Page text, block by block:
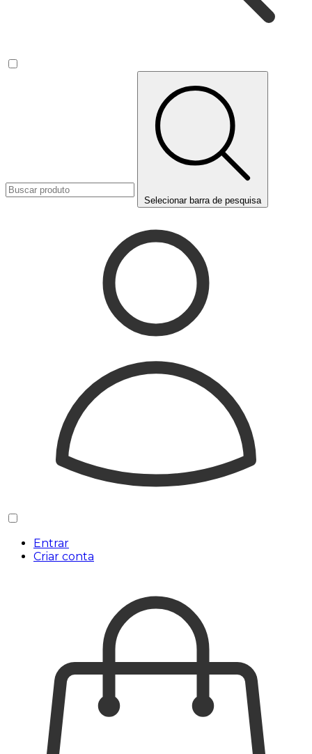
Selecionar barra de pesquisa
Entrar
Criar conta